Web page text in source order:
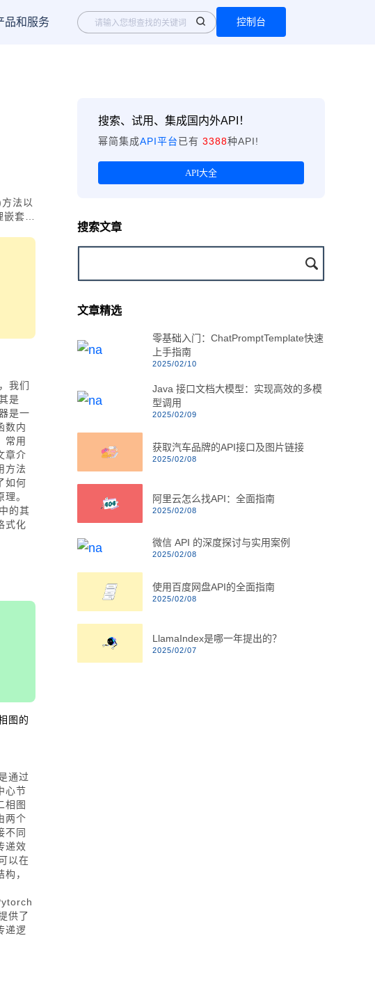
品和服务 控制台
法以
套字
我们
是
是一
数内
常用
章介
方法
如何
。
的其
式化
图的
通过
心节
相图
两个
不同
递效
以在
，
供了
递逻
搜索、试用、集成国内外API！
幂简集成API平台已有 3388种API!
API大全
搜索文章
文章精选
零基础入门：ChatPromptTemplate快速
上手指南
2025/02/10
Java 接口文档大模型：实现高效的多模
型调用
2025/02/09
获取汽车品牌的API接口及图片链接
2025/02/08
阿里云怎么找API：全面指南
2025/02/08
微信 API 的深度探讨与实用案例
2025/02/08
使用百度网盘API的全面指南
2025/02/08
LlamaIndex是哪一年提出的？
2025/02/07